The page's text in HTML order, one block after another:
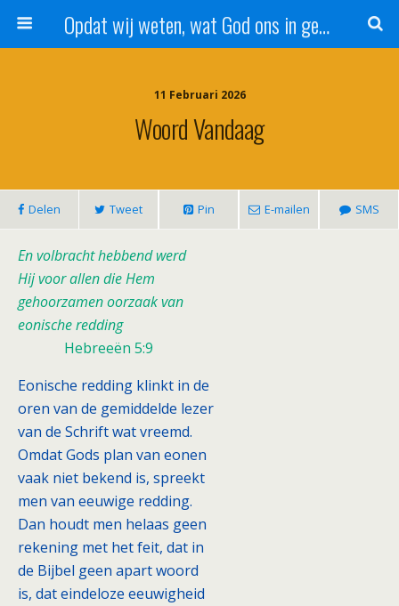
Opdat wij weten, wat God ons in genade schenkt!
11 Februari 2026
Woord Vandaag
Delen Tweet Pin E-mailen SMS
En volbracht hebbend werd
Hij voor allen die Hem
gehoorzamen oorzaak van
eonische redding
Hebreeën 5:9
Eonische redding klinkt in de
oren van de gemiddelde lezer
van de Schrift wat vreemd.
Omdat Gods plan van eonen
vaak niet bekend is, spreekt
men van eeuwige redding.
Dan houdt men helaas geen
rekening met het feit, dat in
de Bijbel geen apart woord
is, dat eindeloze eeuwigheid